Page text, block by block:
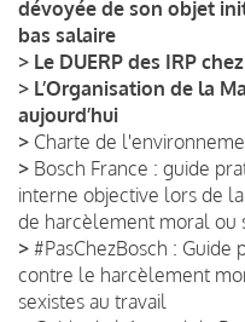
dévoyée de son objet
bas salaire
> Le DUERP des IRP
> L’Organisation de la
aujourd’hui
> Charte de
> Bosch France : guide
interne objective lors de
de harcèlement moral ou
> #PasChezBosch :
contre le harcèlement
sexistes au travail